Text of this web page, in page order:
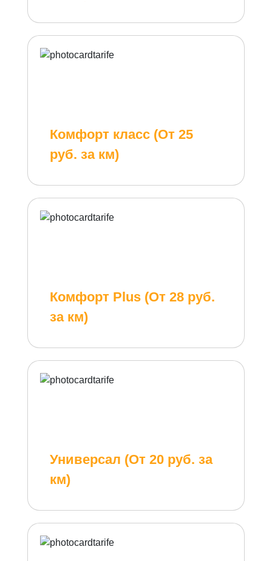
Комфорт класс (От 25
руб. за км)
Комфорт Plus (От 28 руб.
за км)
Универсал (От 20 руб. за
км)